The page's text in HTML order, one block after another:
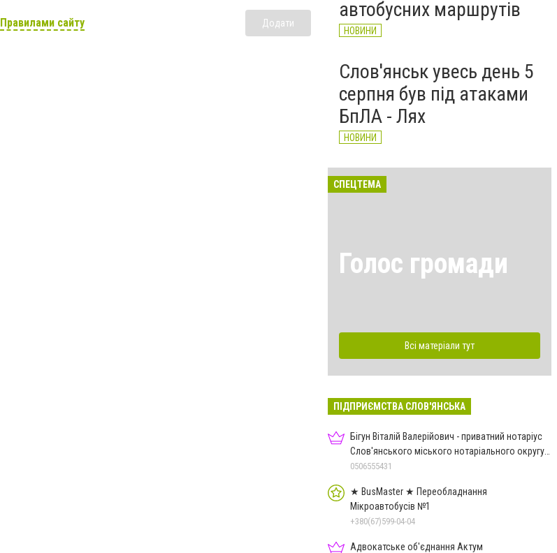
Правилами сайту Додати
автобусних маршрутів
НОВИНИ
Слов'янськ увесь день 5
серпня був під атаками
БпЛА - Лях
НОВИНИ
СПЕЦТЕМА
Голос громади
Всі матеріали тут
ПІДПРИЄМСТВА СЛОВ'ЯНСЬКА
Бігун Віталій Валерійович - приватний нотаріус
Слов'янського міського нотаріального округу
Дон.обл.
0506555431
★ BusMaster ★ Переобладнання
Мікроавтобусів №1
+380(67)599-04-04
Адвокатське об'єднання Актум